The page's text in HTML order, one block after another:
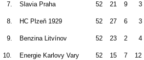
7. Slavia Praha 52 21 9 3
8. HC Plzeň 1929 52 27 6 3
9. Benzina Litvínov 52 23 2 4
10. Energie Karlovy Vary 52 15 7 12